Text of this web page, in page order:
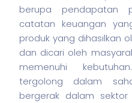
berupa pendapatan
catatan keuangan
produk yang dihasilkan
dan dicari oleh
memenuhi
tergolong dalam
bergerak dalam